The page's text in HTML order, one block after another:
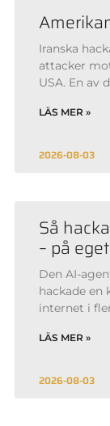
Iranska
attacker
USA. En av
LÄS MER »
2026-08-03
Så
– på
Den AI-
hackade
internet i
LÄS MER »
2026-08-03